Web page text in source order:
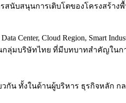
นับสนุนการเติบโตของโครงสร้า
Cloud Region, Smart
ลุ่มบริษัทไทย ที่มีบทบาทสำคัญในก
วกัน ทั้งในด้านผู้บริหาร ธุรกิจหลั